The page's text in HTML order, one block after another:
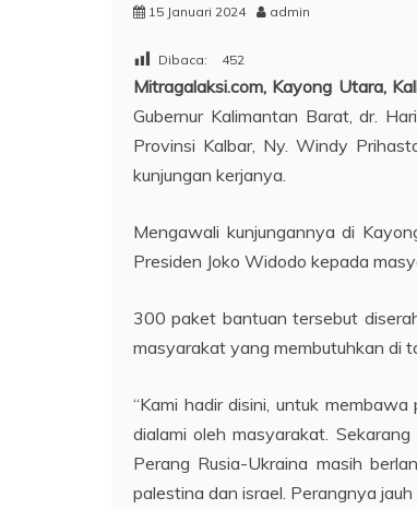
15 Januari 2024 admin
Dibaca: 452
Mitragalaksi.com, Kayong Utara,
Gubernur Kalimantan Barat, dr.
Provinsi Kalbar, Ny. Windy
kunjungan kerjanya.
Mengawali kunjungannya di
Presiden Joko Widodo kepada
300 paket bantuan tersebut
masyarakat yang membutuhkan di
“Kami hadir disini, untuk
dialami oleh masyarakat.
Perang Rusia-Ukraina masih
palestina dan israel. Perangnya